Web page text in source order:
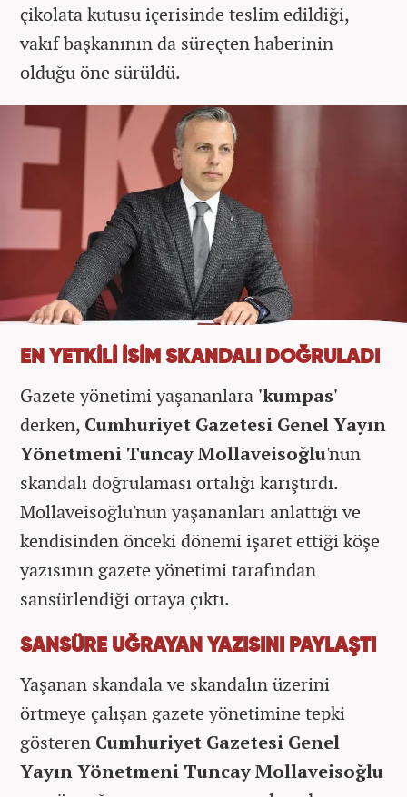
çikolata kutusu içerisinde teslim edildiği,
vakıf başkanının da süreçten haberinin
olduğu öne sürüldü.
EN YETKİLİ İSİM SKANDALI DOĞRULADI
Gazete yönetimi yaşananlara 'kumpas'
derken, Cumhuriyet Gazetesi Genel Yayın
Yönetmeni Tuncay Mollaveisoğlu'nun
skandalı doğrulaması ortalığı karıştırdı.
Mollaveisoğlu'nun yaşananları anlattığı ve
kendisinden önceki dönemi işaret ettiği köşe
yazısının gazete yönetimi tarafından
sansürlendiği ortaya çıktı.
SANSÜRE UĞRAYAN YAZISINI PAYLAŞTI
Yaşanan skandala ve skandalın üzerini
örtmeye çalışan gazete yönetimine tepki
gösteren Cumhuriyet Gazetesi Genel
Yayın Yönetmeni Tuncay Mollaveisoğlu